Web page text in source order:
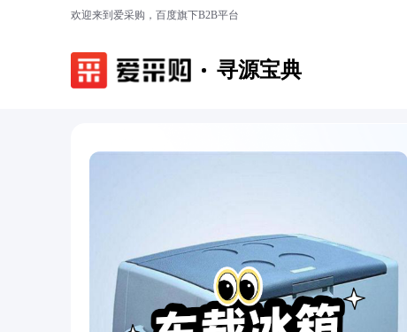
欢迎来到爱采购，百度旗下B2B平台
寻源宝典